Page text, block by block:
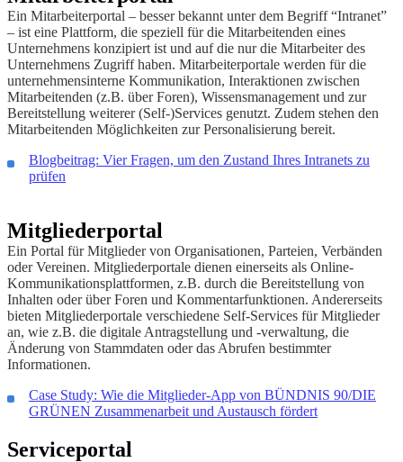
Ein Mitarbeiterportal – besser bekannt unter dem Begriff “Intranet”
– ist eine Plattform, die speziell für die Mitarbeitenden eines
Unternehmens konzipiert ist und auf die nur die Mitarbeiter des
Unternehmens Zugriff haben. Mitarbeiterportale werden für die
unternehmensinterne Kommunikation, Interaktionen zwischen
Mitarbeitenden (z.B. über Foren), Wissensmanagement und zur
Bereitstellung weiterer (Self-)Services genutzt. Zudem stehen den
Mitarbeitenden Möglichkeiten zur Personalisierung bereit.
Blogbeitrag: Vier Fragen, um den Zustand Ihres Intranets zu
prüfen
Mitgliederportal
Ein Portal für Mitglieder von Organisationen, Parteien, Verbänden
oder Vereinen. Mitgliederportale dienen einerseits als Online-
Kommunikationsplattformen, z.B. durch die Bereitstellung von
Inhalten oder über Foren und Kommentarfunktionen. Andererseits
bieten Mitgliederportale verschiedene Self-Services für Mitglieder
an, wie z.B. die digitale Antragstellung und -verwaltung, die
Änderung von Stammdaten oder das Abrufen bestimmter
Informationen.
Case Study: Wie die Mitglieder-App von BÜNDNIS 90/DIE
GRÜNEN Zusammenarbeit und Austausch fördert
Serviceportal